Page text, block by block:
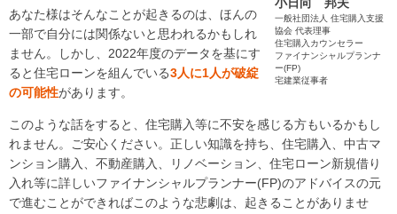
ご相談エリア
マンガで見る「おうちの買い方相談室 さいたま」
アクセス
会社概要
ライフプランご相談事例
よくあるご質問
一般社団法人 住宅購入支援
協会 代表理事
住宅購入カウンセラー
ファイナンシャルプランナ
ー(FP)
宅建業従事者
あなた様はそんなことが起きるのは、ほんの
一部で自分には関係ないと思われるかもしれ
ません。しかし、2022年度のデータを基にす
ると住宅ローンを組んでいる3人に1人が破綻
の可能性があります。
このような話をすると、住宅購入等に不安を感じる方もいるかもし
れません。ご安心ください。正しい知識を持ち、住宅購入、中古マ
ンション購入、不動産購入、リノベーション、住宅ローン新規借り
入れ等に詳しいファイナンシャルプランナー(FP)のアドバイスの元
で進むことができればこのような悲劇は、起きることがありませ